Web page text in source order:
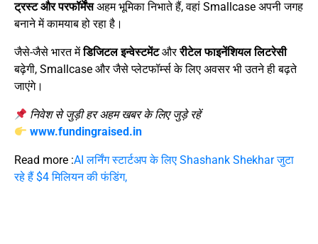
ट्रस्ट और परफॉर्मेंसअहम भूमिका निभाते हैं, वहां Smallcase अपनी जगह
बनाने में कामयाब हो रहा है।
जैसे-जैसे भारत मेंडिजिटल इन्वेस्टमेंटऔररीटेल फाइनेंशियल लिटरेसी
बढ़ेगी, Smallcase और जैसे प्लेटफॉर्म्स के लिए अवसर भी उतने ही बढ़ते
जाएंगे।
निवेश से जुड़ी हर अहम खबर के लिए जुड़े रहें
www.fundingraised.in
Read more :AI लर्निंग स्टार्टअप के लिए Shashank Shekhar जुटा
रहे हैं $4 मिलियन की फंडिंग,